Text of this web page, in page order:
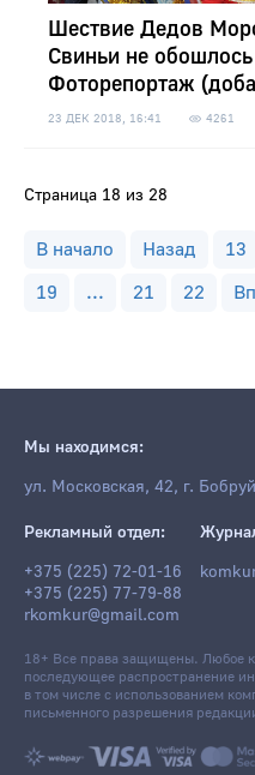
Шествие Дедов
Свиньи не
Фоторепортаж
23 ДЕК 2018, 16:41 4261
Страница 18 из 28
В начало Назад 13
19
... 21 22
Мы находимся:
ул. Московская, 42, г.
Рекламный отдел:
+375 (225) 72-01-16
+375 (225) 77-79-88
rkomkur@gmail.com
18+ Все права защищены. Любое
последующее распространение
в том числе с использованием
письменного разрешения